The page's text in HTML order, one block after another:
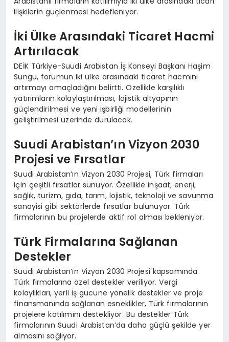
ilişkilerin güçlenmesi hedefleniyor.
İki Ülke Arasındaki Ticaret Hacmi
Artırılacak
DEİK Türkiye-Suudi Arabistan İş Konseyi Başkanı Haşim
Süngü, forumun iki ülke arasındaki ticaret hacmini
artırmayı amaçladığını belirtti. Özellikle karşılıklı
yatırımların kolaylaştırılması, lojistik altyapının
güçlendirilmesi ve yeni işbirliği modellerinin
geliştirilmesi üzerinde durulacak.
Suudi Arabistan’ın Vizyon 2030
Projesi ve Fırsatlar
Suudi Arabistan’ın Vizyon 2030 Projesi, Türk firmaları
için çeşitli fırsatlar sunuyor. Özellikle inşaat, enerji,
sağlık, turizm, gıda, tarım, lojistik, teknoloji ve savunma
sanayisi gibi sektörlerde fırsatlar bulunuyor. Türk
firmalarının bu projelerde aktif rol alması bekleniyor.
Türk Firmalarına Sağlanan
Destekler
Suudi Arabistan’ın Vizyon 2030 Projesi kapsamında
Türk firmalarına özel destekler veriliyor. Vergi
kolaylıkları, yerli iş gücüne yönelik destekler ve proje
finansmanında sağlanan esneklikler, Türk firmalarının
projelere katılımını destekliyor. Bu destekler Türk
firmalarının Suudi Arabistan’da daha güçlü şekilde yer
almasını sağlıyor.